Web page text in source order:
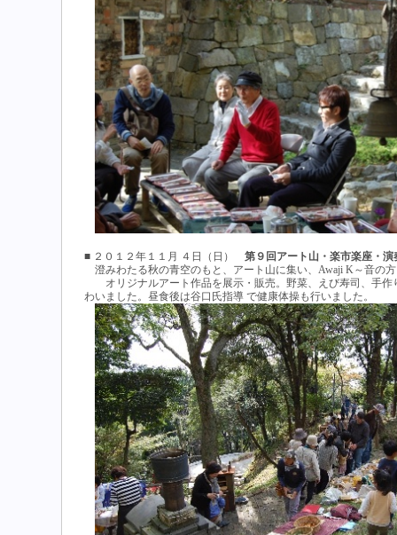
■ ２０１２年１１月 ４日（日）
第９回アート山・楽市楽座・演
澄みわたる秋の青空のもと、アート山に集い、Awaji K～
オリジナルアート作品を展示・販売。野菜、えび寿司、手作
わいました。昼食後は谷口氏指導 で健康体操も行いました。